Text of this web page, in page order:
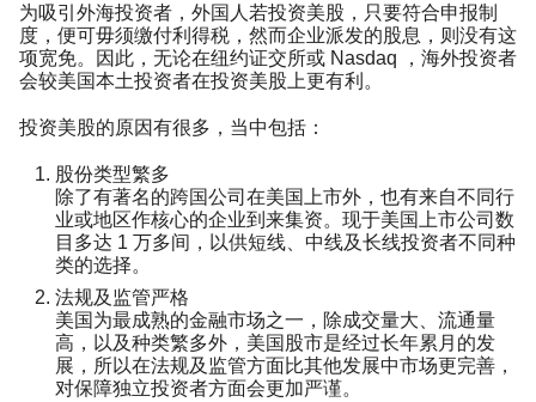
为吸引外海投资者，外国人若投资美股，只要符合申报制
度，便可毋须缴付利得税，然而企业派发的股息，则没有这
项宽免。因此，无论在纽约证交所或 Nasdaq ，海外投资者
会较美国本土投资者在投资美股上更有利。
投资美股的原因有很多，当中包括：
股份类型繁多
除了有著名的跨国公司在美国上市外，也有来自不同行
业或地区作核心的企业到来集资。现于美国上市公司数
目多达 1 万多间，以供短线、中线及长线投资者不同种
类的选择。
法规及监管严格
美国为最成熟的金融市场之一，除成交量大、流通量
高，以及种类繁多外，美国股市是经过长年累月的发
展，所以在法规及监管方面比其他发展中市场更完善，
对保障独立投资者方面会更加严谨。